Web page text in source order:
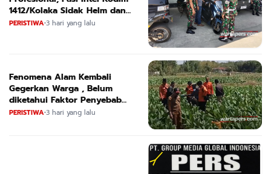
1412/Kolaka Sidak Helm dan
Kendaraan
PERISTIWA•3 hari yang lalu
Fenomena Alam Kembali
Gegerkan Warga , Belum
diketahui Faktor Penyebab
Suara
PERISTIWA•3 hari yang lalu